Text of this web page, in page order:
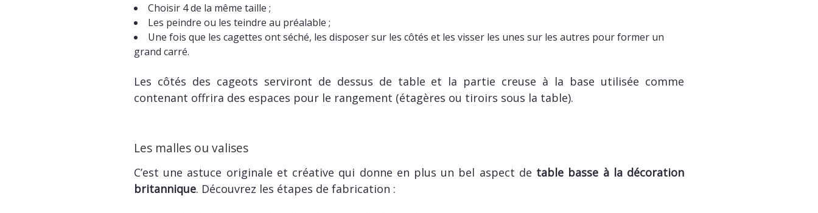
Choisir 4 de la même taille ;
Les peindre ou les teindre au préalable ;
Une fois que les cagettes ont séché, les disposer sur les côtés et les visser les unes sur les autres pour former un
grand carré.
Les côtés des cageots serviront de dessus de table et la partie creuse à la base utilisée comme
contenant offrira des espaces pour le rangement (étagères ou tiroirs sous la table).
Les malles ou valises
C’est une astuce originale et créative qui donne en plus un bel aspect de table basse à la décoration
britannique. Découvrez les étapes de fabrication :